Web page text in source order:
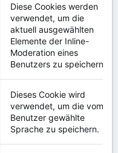
Diese Cookies werden
verwendet, um die
aktuell ausgewählten
Elemente der Inline-
Moderation eines
Benutzers zu speichern.
Dieses Cookie wird
verwendet, um die vom
Benutzer gewählte
Sprache zu speichern.